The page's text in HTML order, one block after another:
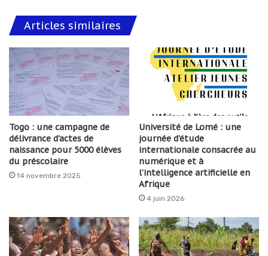
Articles similaires
Togo : une campagne de
délivrance d’actes de
naissance pour 5000 élèves
du préscolaire
14 novembre 2025
Université de Lomé : une
journée d’étude
internationale consacrée au
numérique et à
l’intelligence artificielle en
Afrique
4 juin 2026